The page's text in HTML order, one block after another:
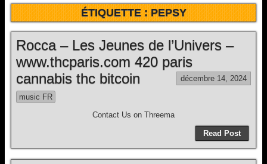
ÉTIQUETTE :PEPSY
Rocca – Les Jeunes de l’Univers –
www.thcparis.com 420 paris
cannabis thc bitcoin
décembre 14, 2024
music FR
Contact Us on Threema
Read Post